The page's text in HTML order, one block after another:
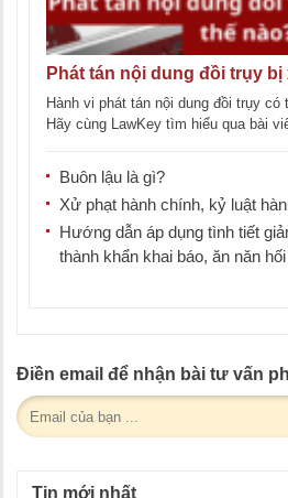
Phát tán nội dung đồi trụy
Hành vi phát tán nội dung đồi trụy
Hãy cùng LawKey tìm hiểu qua bài
Buôn lậu là gì?
Xử phạt hành chính, kỷ luật
Hướng dẫn áp dụng tình tiết
thành khẩn khai báo, ăn năn
Điền email để nhận bài tư vấn
Tin mới nhất